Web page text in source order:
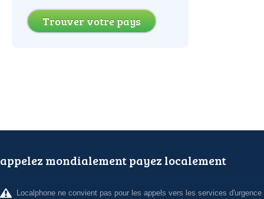
Trouver votre pays
appelez mondialement payez localement
Localphone ne convient pas pour les appels vers les services d'urgence